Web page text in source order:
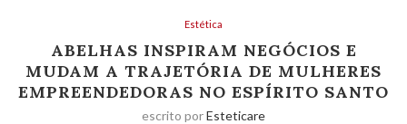
Estética
ABELHAS INSPIRAM NEGÓCIOS E
MUDAM A TRAJETÓRIA DE MULHERES
EMPREENDEDORAS NO ESPÍRITO SANTO
escrito porEsteticare